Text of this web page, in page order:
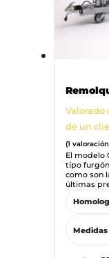
Valorado
de un
(1
El modelo
tipo
como son
últimas